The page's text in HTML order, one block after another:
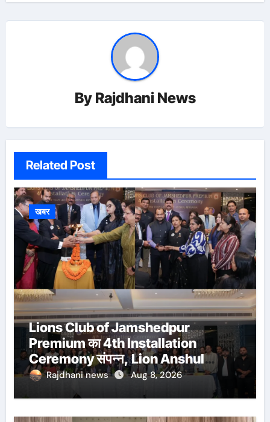
By Rajdhani News
Related Post
खबर
Lions Club of Jamshedpur
Premium का 4th Installation
Ceremony संपन्न, Lion Anshul
Ringasia ने संभाला अध्यक्ष पद
Rajdhani news Aug 8, 2026